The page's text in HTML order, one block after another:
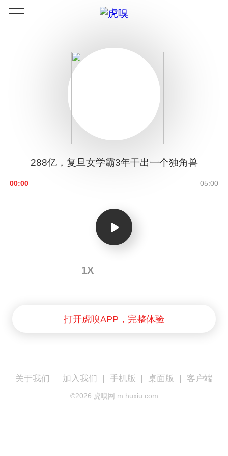
288亿，复旦女学霸3年干出一个独角兽
00:00 05:00
1X
打开虎嗅APP，完整体验
关于我们 加入我们 手机版 桌面版 客户端
©2026 虎嗅网 m.huxiu.com